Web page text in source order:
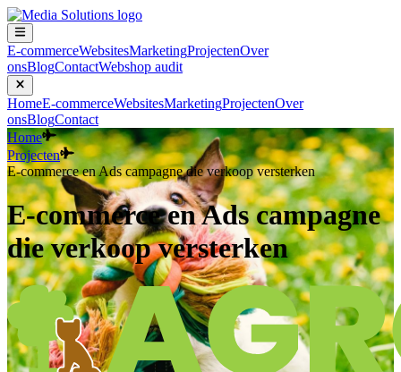
E-commerceWebsitesMarketingProjectenOver
onsBlogContactWebshop audit
HomeE-commerceWebsitesMarketingProjectenOver
onsBlogContact
Home
Projecten
E-commerce en Ads campagne die verkoop versterken
E-commerce en Ads campagne
die verkoop versterken